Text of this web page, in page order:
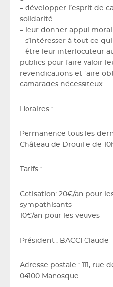
– développer l’esprit de
solidarité
– leur donner appui moral
– s’intéresser à tout ce
– être leur interlocuteur
publics pour faire valoir
revendications et faire
camarades nécessiteux.
Horaires :
Permanence tous les
Château de Drouille de
Tarifs :
Cotisation: 20€/an pour
sympathisants
10€/an pour les veuves
Président : BACCI Claude
Adresse postale : 111, rue
04100 Manosque